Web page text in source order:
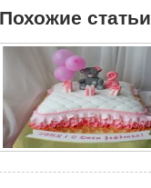
Похожие статьи